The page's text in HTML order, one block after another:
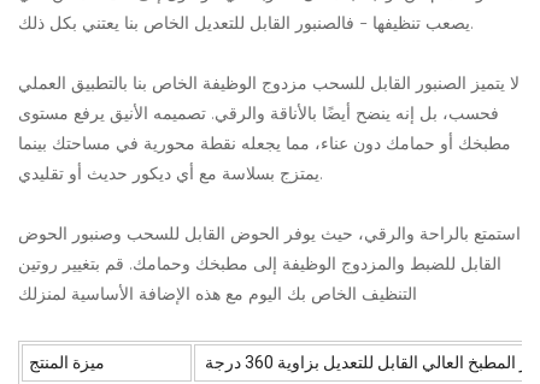
يصعب تنظيفها - فالصنبور القابل للتعديل الخاص بنا يعتني بكل ذلك.
لا يتميز الصنبور القابل للسحب مزدوج الوظيفة الخاص بنا بالتطبيق العملي
فحسب، بل إنه ينضح أيضًا بالأناقة والرقي. تصميمه الأنيق يرفع مستوى
مطبخك أو حمامك دون عناء، مما يجعله نقطة محورية في مساحتك بينما
يمتزج بسلاسة مع أي ديكور حديث أو تقليدي.
استمتع بالراحة والرقي، حيث يوفر الحوض القابل للسحب وصنبور الحوض
القابل للضبط والمزدوج الوظيفة إلى مطبخك وحمامك. قم بتغيير روتين
التنظيف الخاص بك اليوم مع هذه الإضافة الأساسية لمنزلك
ميزة المنتج العالي القابل للتعديل بزاوية 360 درجة